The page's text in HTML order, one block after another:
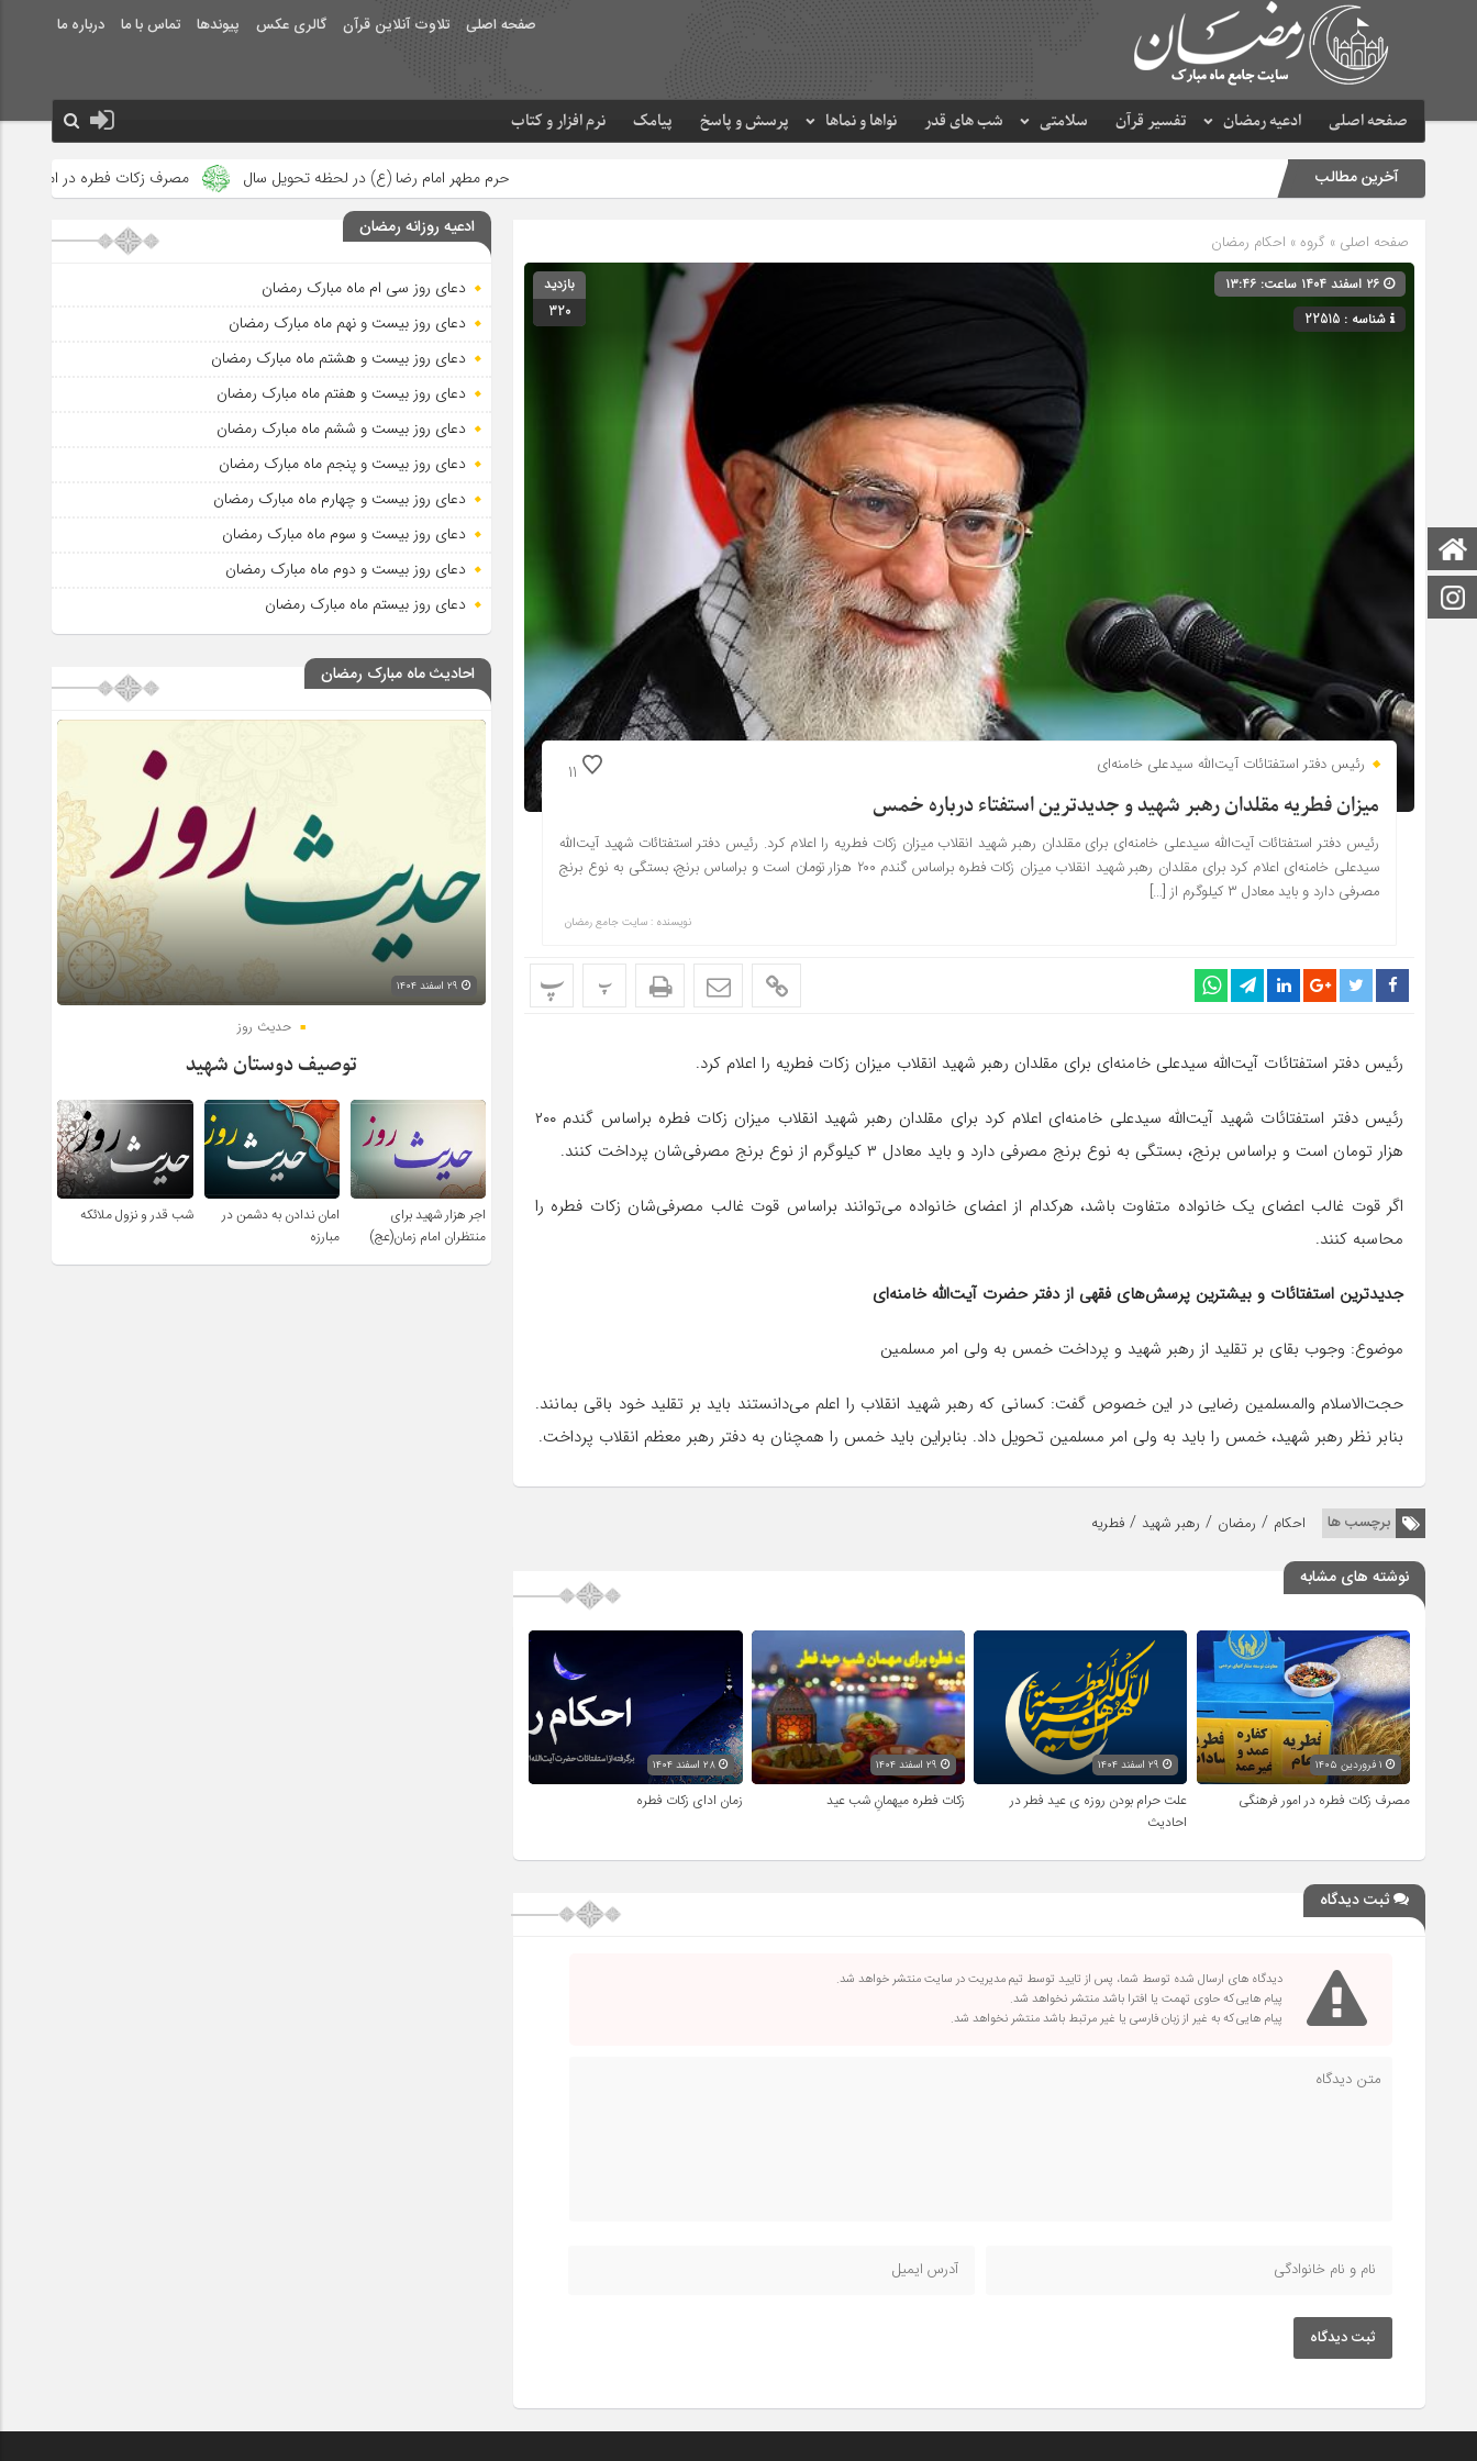
صفحه اصلی تلاوت آنلاین قرآن گالری عکس پیوندها تماس با ما درباره ما
صفحه اصلی ادعیه رمضان تفسیر قرآن سلامتی شب های قدر نواها و نماها پرسش و پاسخ پیامک نرم افزار و کتاب
صفحه اصلی
آخرین مطالب حرم مطهر امام رضا (ع) در لحظه تحویل سال مصرف زکات فطره در امور فرهنگی جلوه‌های
صفحه اصلی » گروه » احکام رمضان
شناسه : 22515
بازدید
320
11 رئیس دفتر استفتائات آیت‌الله سیدعلی خامنه‌ای
میزان فطریه مقلدان رهبر شهید و جدیدترین استفتاء درباره خمس
رئیس دفتر استفتائات آیت‌الله سیدعلی خامنه‌ای برای مقلدان رهبر شهید انقلاب میزان زکات فطریه را اعلام کرد. رئیس دفتر استفتائات شهید آیت‌الله
سیدعلی خامنه‌ای اعلام کرد برای مقلدان رهبر شهید انقلاب میزان زکات فطره براساس گندم ۲۰۰ هزار تومان است و براساس برنج، بستگی به نوع برنج
مصرفی دارد و باید معادل ۳ کیلوگرم از […]
نویسنده : سایت جامع رمضان
پ پ
رئیس دفتر استفتائات آیت‌الله سیدعلی خامنه‌ای برای مقلدان رهبر شهید انقلاب میزان زکات فطریه را اعلام کرد.
رئیس دفتر استفتائات شهید آیت‌الله سیدعلی خامنه‌ای اعلام کرد برای مقلدان رهبر شهید انقلاب میزان زکات فطره براساس گندم ۲۰۰
هزار تومان است و براساس برنج، بستگی به نوع برنج مصرفی دارد و باید معادل ۳ کیلوگرم از نوع برنج مصرفی‌شان پرداخت کنند.
اگر قوت غالب اعضای یک خانواده متفاوت باشد، هرکدام از اعضای خانواده می‌توانند براساس قوت غالب مصرفی‌شان زکات فطره را
محاسبه کنند.
جدیدترین استفتائات و بیشترین پرسش‌های فقهی از دفتر حضرت آیت‌الله خامنه‌ای
موضوع: وجوب بقای بر تقلید از رهبر شهید و پرداخت خمس به ولی امر مسلمین
حجت‌الاسلام والمسلمین رضایی در این خصوص گفت: کسانی که رهبر شهید انقلاب را اعلم می‌دانستند باید بر تقلید خود باقی بمانند.
بنابر نظر رهبر شهید، خمس را باید به ولی امر مسلمین تحویل داد. بنابراین باید خمس را همچنان به دفتر رهبر معظم انقلاب پرداخت.
برچسب ها احکام / رمضان / رهبر شهید / فطریه
نوشته های مشابه
مصرف زکات فطره در امور فرهنگی
۲۹ اسفند ۱۴۰۴
علت حرام بودن روزه ی عید فطر در
احادیث
زکات فطره میهمانِ شب عید
۲۸ اسفند ۱۴۰۴
زمان ادای زکات فطره
ثبت دیدگاه
دیدگاه های ارسال شده توسط شما، پس از تایید توسط تیم مدیریت در سایت منتشر خواهد شد.
پیام هایی که حاوی تهمت یا افترا باشد منتشر نخواهد شد.
پیام هایی که به غیر از زبان فارسی یا غیر مرتبط باشد منتشر نخواهد شد.
ثبت دیدگاه
ادعیه روزانه رمضان
دعای روز سی ام ماه مبارک رمضان
دعای روز بیست و نهم ماه مبارک رمضان
دعای روز بیست و هشتم ماه مبارک رمضان
دعای روز بیست و هفتم ماه مبارک رمضان
دعای روز بیست و ششم ماه مبارک رمضان
دعای روز بیست و پنجم ماه مبارک رمضان
دعای روز بیست و چهارم ماه مبارک رمضان
دعای روز بیست و سوم ماه مبارک رمضان
دعای روز بیست و دوم ماه مبارک رمضان
دعای روز بیستم ماه مبارک رمضان
احادیث ماه مبارک رمضان
حدیث روز
توصیف دوستان شهید
اجر هزار شهید برای
منتظران امام زمان(عج)
امان ندادن به دشمن در
مبارزه
شب قدر و نزول ملائکه